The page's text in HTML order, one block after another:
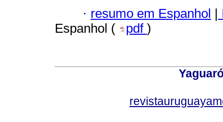
· resumo em Espanhol |
Espanhol (
pdf )